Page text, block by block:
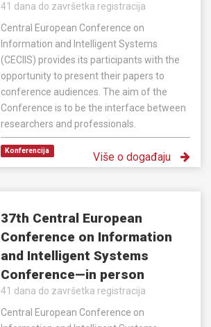
41 dana do završetka registracija
Central European Conference on
Information and Intelligent Systems
(CECIIS) provides its participants with the
opportunity to present their papers to
conference audiences. The aim of the
Conference is to be the interface between
researchers and professionals.
Konferencija Više o događaju
37th Central European
Conference on Information
and Intelligent Systems
Conference—in person
41 dana do završetka registracija
Central European Conference on